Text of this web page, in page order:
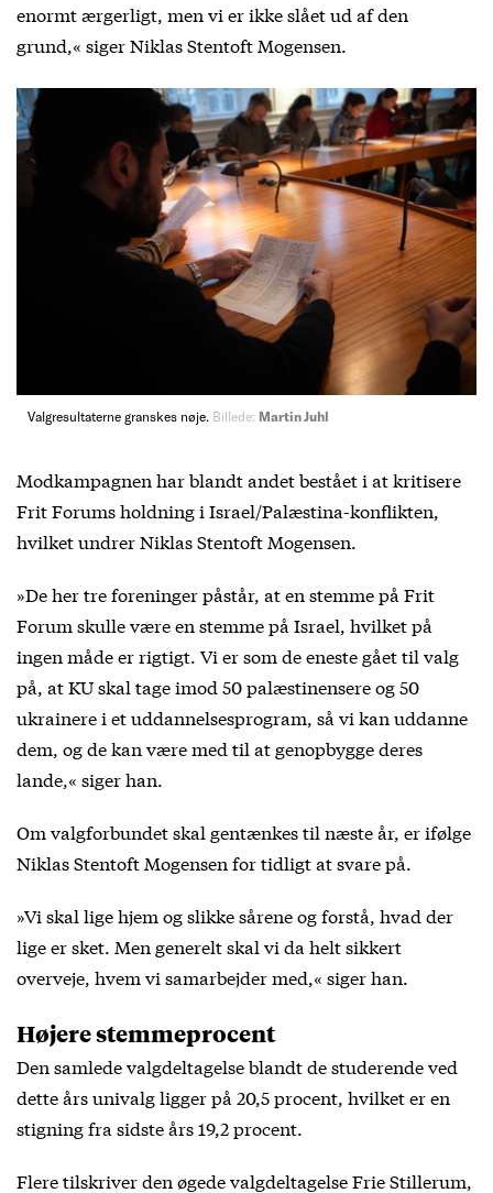
enormt ærgerligt, men vi er ikke slået ud af den
grund,« siger Niklas Stentoft Mogensen.
Valgresultaterne granskes nøje. Billede: Martin Juhl
Modkampagnen har blandt andet bestået i at kritisere
Frit Forums holdning i Israel/Palæstina-konflikten,
hvilket undrer Niklas Stentoft Mogensen.
»De her tre foreninger påstår, at en stemme på Frit
Forum skulle være en stemme på Israel, hvilket på
ingen måde er rigtigt. Vi er som de eneste gået til valg
på, at KU skal tage imod 50 palæstinensere og 50
ukrainere i et uddannelsesprogram, så vi kan uddanne
dem, og de kan være med til at genopbygge deres
lande,« siger han.
Om valgforbundet skal gentænkes til næste år, er ifølge
Niklas Stentoft Mogensen for tidligt at svare på.
»Vi skal lige hjem og slikke sårene og forstå, hvad der
lige er sket. Men generelt skal vi da helt sikkert
overveje, hvem vi samarbejder med,« siger han.
Højere stemmeprocent
Den samlede valgdeltagelse blandt de studerende ved
dette års univalg ligger på 20,5 procent, hvilket er en
stigning fra sidste års 19,2 procent.
Flere tilskriver den øgede valgdeltagelse Frie Stillerum,